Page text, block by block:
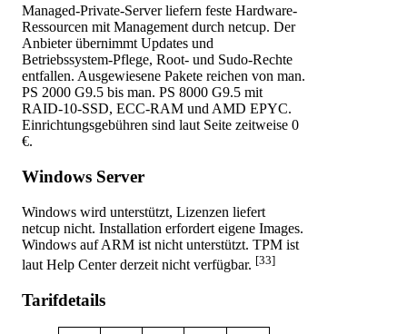
Managed-Private-Server liefern feste Hardware-
Ressourcen mit Management durch netcup. Der
Anbieter übernimmt Updates und
Betriebssystem-Pflege, Root- und Sudo-Rechte
entfallen. Ausgewiesene Pakete reichen von man.
PS 2000 G9.5 bis man. PS 8000 G9.5 mit
RAID-10-SSD, ECC-RAM und AMD EPYC.
Einrichtungsgebühren sind laut Seite zeitweise 0
€.
Windows Server
Windows wird unterstützt, Lizenzen liefert
netcup nicht. Installation erfordert eigene Images.
Windows auf ARM ist nicht unterstützt. TPM ist
laut Help Center derzeit nicht verfügbar. [33]
Tarifdetails